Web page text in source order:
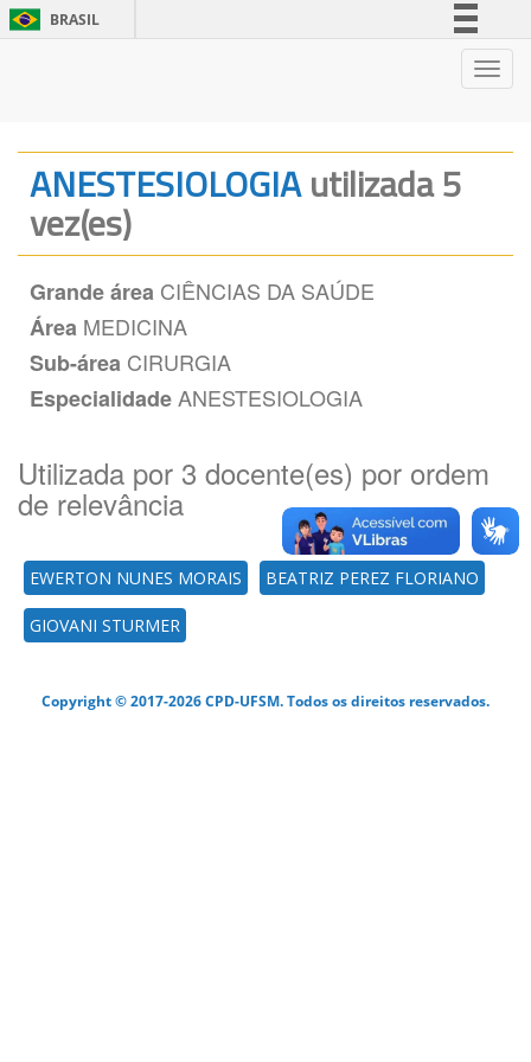
BRASIL
Legislação
ANESTESIOLOGIAutilizada 5
vez(es)
Grande área CIÊNCIAS DA SAÚDE
Área MEDICINA
Sub-área CIRURGIA
Especialidade ANESTESIOLOGIA
Utilizada por 3 docente(es) por ordem
de relevância
EWERTON NUNES MORAIS BEATRIZ PEREZ FLORIANO
GIOVANI STURMER
Copyright © 2017-2026 CPD-UFSM. Todos os direitos reservados.